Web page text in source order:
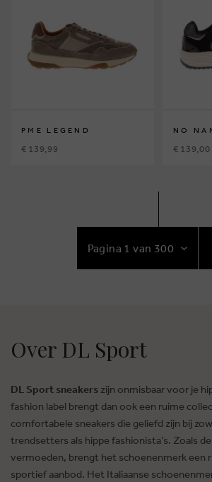
PME LEGEND
€ 139,99
NO
€ 139,00
NAAR
Over DL Sport
DL Sport sneakers zijn onmisbaar voor je
fashion label brengt dan ook een ruime
comfortabele sneakers die geliefd zijn bij
trendsetters als hippe fashionista’s. Zoals
vermoeden, brengt het schoenenmerk een
sportief aanbod. Het Italiaanse